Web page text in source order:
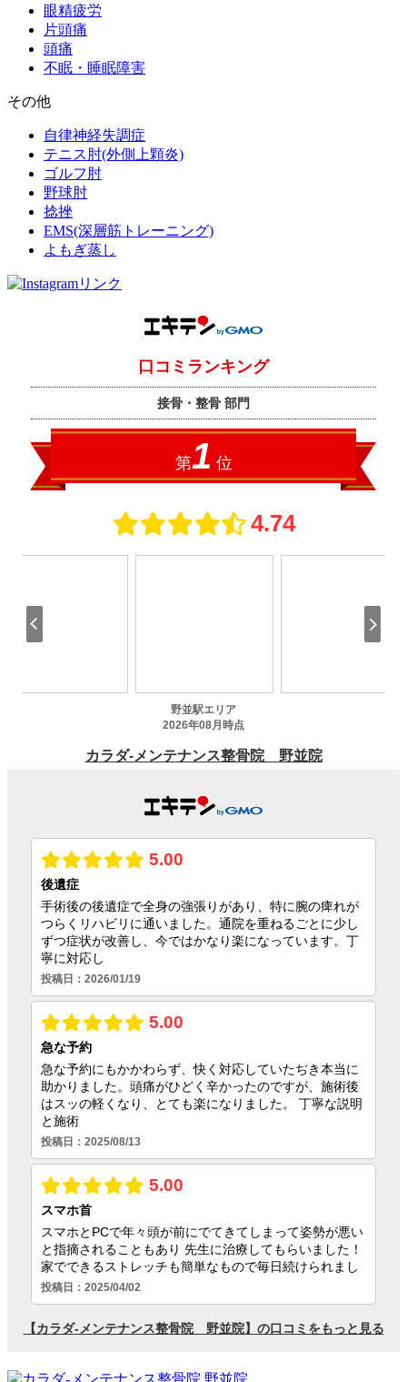
眼精疲労
片頭痛
頭痛
不眠・睡眠障害
その他
自律神経失調症
テニス肘(外側上顆炎)
ゴルフ肘
野球肘
捻挫
EMS(深層筋トレーニング)
よもぎ蒸し